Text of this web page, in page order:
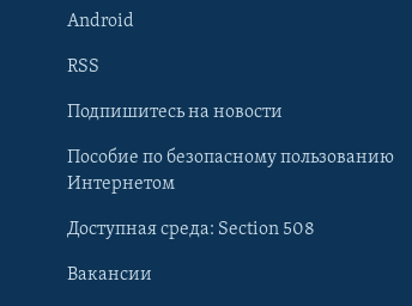
Learning English
Android
RSS
Подпишитесь на новости
Пособие по безопасному пользованию
Интернетом
Доступная среда: Section 508
Вакансии